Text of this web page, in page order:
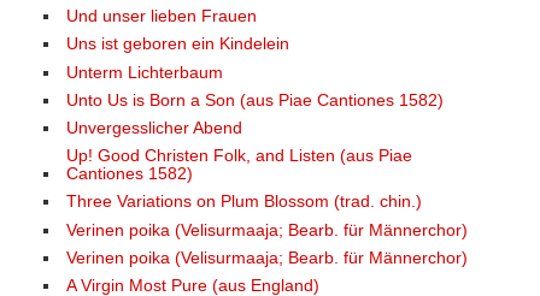
Und unser lieben Frauen
Uns ist geboren ein Kindelein
Unterm Lichterbaum
Unto Us is Born a Son (aus Piae Cantiones 1582)
Unvergesslicher Abend
Up! Good Christen Folk, and Listen (aus Piae
Cantiones 1582)
Three Variations on Plum Blossom (trad. chin.)
Verinen poika (Velisurmaaja; Bearb. für Männerchor)
Verinen poika (Velisurmaaja; Bearb. für Männerchor)
A Virgin Most Pure (aus England)